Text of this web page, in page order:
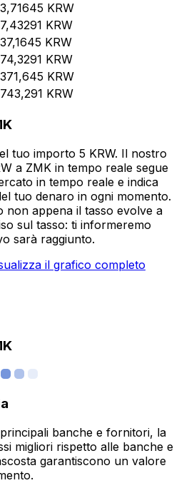
3,71645 KRW
7,43291 KRW
37,1645 KRW
74,3291 KRW
371,645 KRW
743,291 KRW
tuo importo 5 KRW. Il nostro
a ZMK in tempo reale segue
in tempo reale e indica
tuo denaro in ogni momento.
non appena il tasso evolve a
sul tasso: ti informeremo
sarà raggiunto.
il grafico completo
banche e fornitori, la
migliori rispetto alle banche e
garantiscono un valore